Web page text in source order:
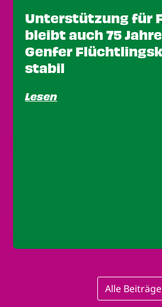
Unterstützung für
bleibt auch 75
Genfer
stabil
Lesen
Alle Beiträge